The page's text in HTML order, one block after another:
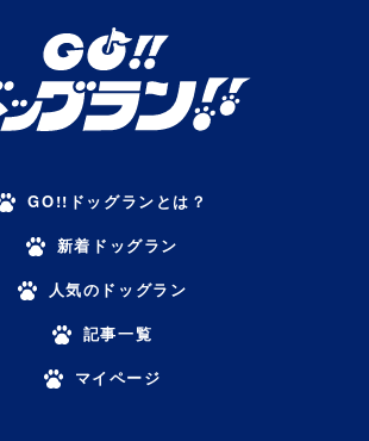
GO!!ドッグランとは？
新着ドッグラン
人気のドッグラン
記事一覧
マイページ